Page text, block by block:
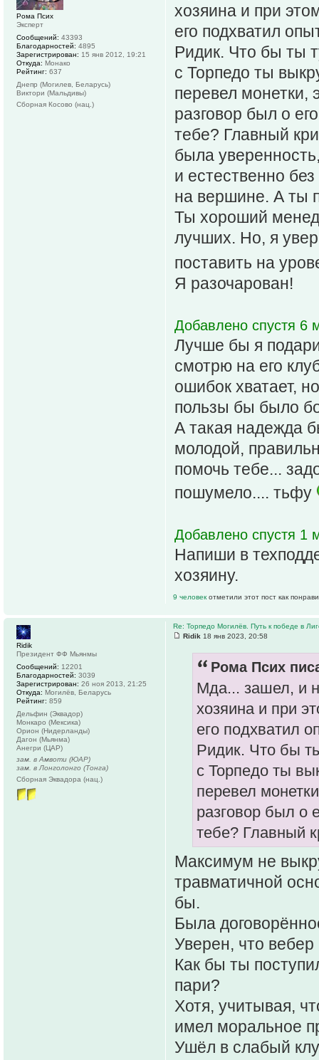
хозяина и при
его подхватил
Ридик. Что бы ты
с Торпедо ты
перевел монетки,
разговор был о
тебе? Главный
была
и естественно
на вершине. А ты
Ты хороший
лучших. Но, я
поставить на
Я разочарован!
Добавлено спустя 6
Лучше бы я
смотрю на его
ошибок хватает,
пользы бы было
А такая надежда
молодой,
помочь тебе...
пошумело.... тьфу
Добавлено спустя 1
Напиши в
хозяину.
9 человек отметили этот пост как
Рома Псих
Эксперт
Сообщений: 43393
Благодарностей: 4895
Зарегистрирован: 15 янв 2012, 19:21
Откуда: Монако
Рейтинг: 637
Днепр (Могилев, Беларусь)
Виктори (Мальдивы)
Сборная Косово (нац.)
Re: Торпедо Могилёв. Путь к победе в
Ridik 18 янв 2023, 20:58
Рома Псих
Мда... зашел, и
хозяина и при
его подхватил
Ридик. Что бы
с Торпедо ты
перевел
разговор был о
тебе? Главный
Максимум не
травматичной
бы.
Была
Уверен, что
Как бы ты
пари?
Хотя, учитывая,
имел моральное
Ушёл в слабый
Ridik
Президент ФФ Мьянмы
Сообщений: 12201
Благодарностей: 3039
Зарегистрирован: 26 ноя 2013, 21:25
Откуда: Могилёв, Беларусь
Рейтинг: 859
Дельфин (Эквадор)
Монкаро (Мексика)
Орион (Нидерланды)
Дагон (Мьянма)
Анегри (ЦАР)
зам. в Амвоти (ЮАР)
зам. в Лонголонго (Тонга)
Сборная Эквадора (нац.)